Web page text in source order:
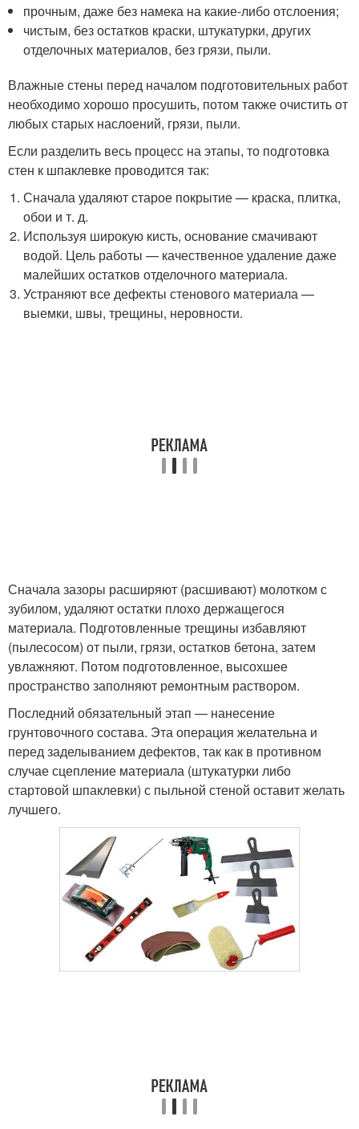
прочным, даже без намека на какие-либо отслоения;
чистым, без остатков краски, штукатурки, других
отделочных материалов, без грязи, пыли.
Влажные стены перед началом подготовительных работ
необходимо хорошо просушить, потом также очистить от
любых старых наслоений, грязи, пыли.
Если разделить весь процесс на этапы, то подготовка
стен к шпаклевке проводится так:
Сначала удаляют старое покрытие — краска, плитка,
обои и т. д.
Используя широкую кисть, основание смачивают
водой. Цель работы — качественное удаление даже
малейших остатков отделочного материала.
Устраняют все дефекты стенового материала —
выемки, швы, трещины, неровности.
Сначала зазоры расширяют (расшивают) молотком с
зубилом, удаляют остатки плохо держащегося
материала. Подготовленные трещины избавляют
(пылесосом) от пыли, грязи, остатков бетона, затем
увлажняют. Потом подготовленное, высохшее
пространство заполняют ремонтным раствором.
Последний обязательный этап — нанесение
грунтовочного состава. Эта операция желательна и
перед заделыванием дефектов, так как в противном
случае сцепление материала (штукатурки либо
стартовой шпаклевки) с пыльной стеной оставит желать
лучшего.